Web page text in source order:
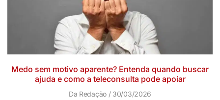
Medo sem motivo aparente? Entenda quando buscar
ajuda e como a teleconsulta pode apoiar
Da Redação 30/03/2026